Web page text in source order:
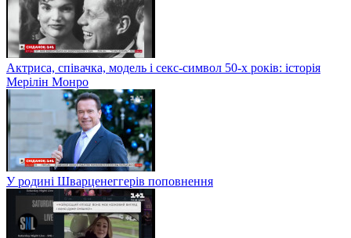
Актриса, співачка, модель і секс-символ 50-х років: історія
Мерілін Монро
У родині Шварценеггерів поповнення